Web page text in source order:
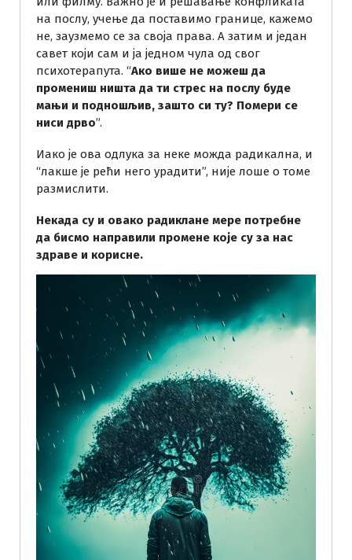
на послу, учење да поставимо границе, кажемо
не, заузмемо се за своја права. А затим и један
савет који сам и ја једном чула од свог
психотерапута. “Ако више не можеш да
промениш ништа да ти стрес на послу буде
мањи и подношљив, зашто си ту? Помери се
ниси дрво”.
Иако је ова одлука за неке можда радикална, и
“лакше је рећи него урадити”, није лоше о томе
размислити.
Некада су и овако радиклане мере потребне
да бисмо направили промене које су за нас
здраве и корисне.